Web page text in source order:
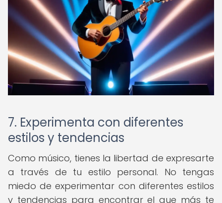
7. Experimenta con diferentes
estilos y tendencias
Como músico, tienes la libertad de expresarte
a través de tu estilo personal. No tengas
miedo de experimentar con diferentes estilos
y tendencias para encontrar el que más te